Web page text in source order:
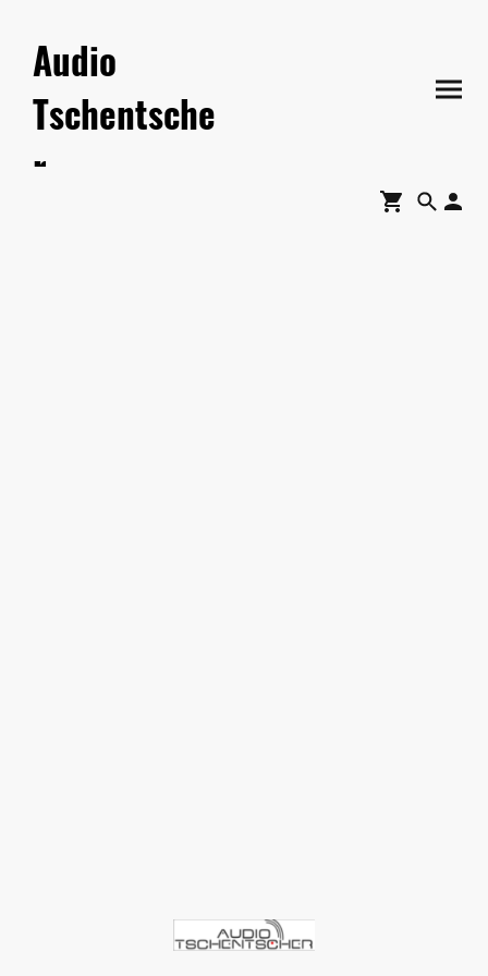
Audio
Tschentsche
r